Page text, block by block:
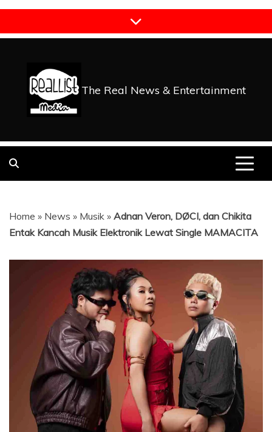
Skip
content
The Real News & Entertainment
Home » News » Musik » Adnan Veron, DØCI, dan Chikita
Entak Kancah Musik Elektronik Lewat Single MAMACITA